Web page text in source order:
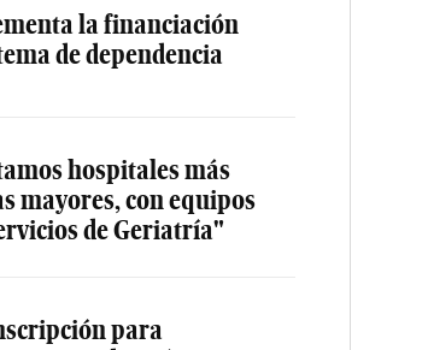
la financiación
de dependencia
hospitales más
mayores, con equipos
de Geriatría"
para